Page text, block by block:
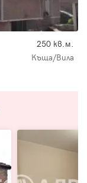
250 кв.м.
Къща/Вила